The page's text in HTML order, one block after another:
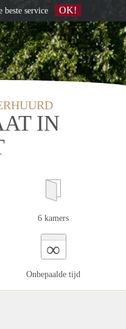
IN
6 kamers
∞
Onbepaalde tijd
beste service OK!